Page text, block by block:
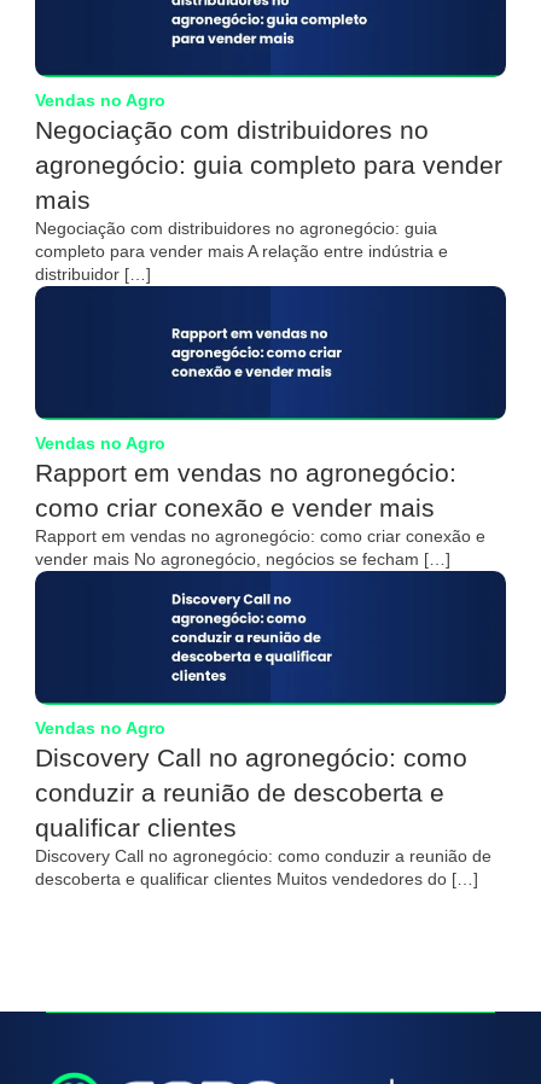
Vendas no Agro
Negociação com distribuidores no
agronegócio: guia completo para vender
mais
Negociação com distribuidores no agronegócio: guia
completo para vender mais A relação entre indústria e
distribuidor […]
Vendas no Agro
Rapport em vendas no agronegócio:
como criar conexão e vender mais
Rapport em vendas no agronegócio: como criar conexão e
vender mais No agronegócio, negócios se fecham […]
Vendas no Agro
Discovery Call no agronegócio: como
conduzir a reunião de descoberta e
qualificar clientes
Discovery Call no agronegócio: como conduzir a reunião de
descoberta e qualificar clientes Muitos vendedores do […]